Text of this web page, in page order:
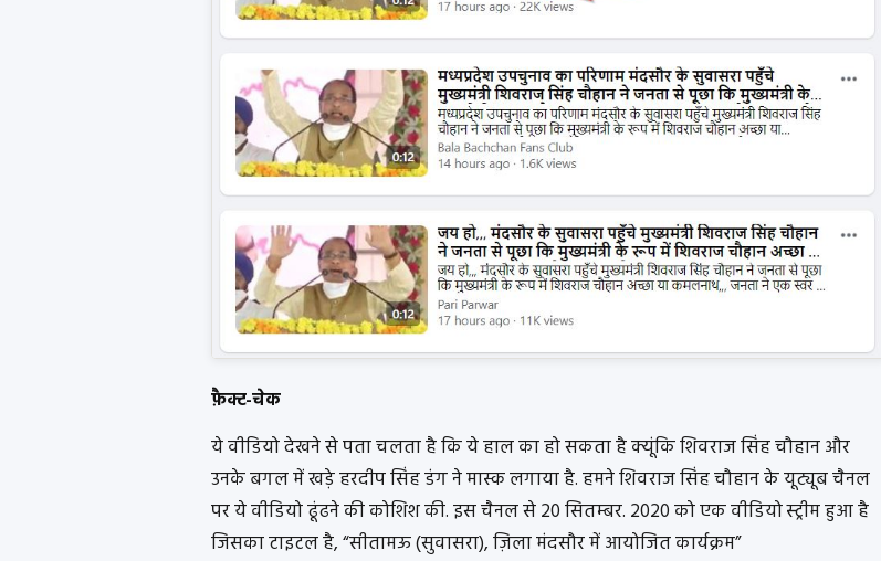
फ़ैक्ट-चेक
ये वीडियो देखने से पता चलता है कि ये हाल का हो सकता है क्यूंकि शिवराज सिंह चौहान और
उनके बगल में खड़े हरदीप सिंह डंग ने मास्क लगाया है. हमने शिवराज सिंह चौहान के यूट्यूब चैनल
पर ये वीडियो ढूंढने की कोशिश की. इस चैनल से 20 सितम्बर. 2020 को एक वीडियो स्ट्रीम हुआ है
जिसका टाइटल है, “सीतामऊ (सुवासरा), ज़िला मंदसौर में आयोजित कार्यक्रम”